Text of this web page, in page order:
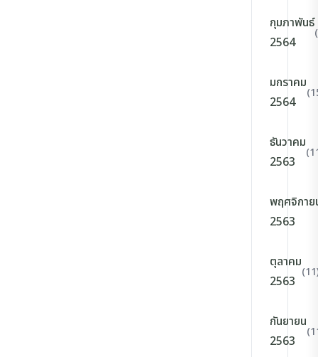
กุมภาพันธ์
2564
มกราคม
2564
ธันวาคม
2563
พฤศจิกาย
2563
ตุลาคม
2563
กันยายน
2563